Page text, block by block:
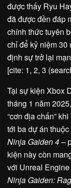
được thấy Ryu
đã được đền đáp
chính thức tuyên
chỉ để kỷ niệm 30
định sự trở lại
[cite: 1, 2, 3
Tại sự kiện Xbox
tháng 1 năm
“cơn địa chấn”
tới ba dự án
Ninja Gaiden 4–
kiện này còn
với Unreal
Ninja Gaiden: